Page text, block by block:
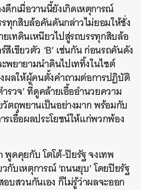
กเมื่อวานนี้ยังเกิดเหตุการณ์
รทุกสิบล้อคันดันกล่าวไม่ยอมให้ชั่ง
เทดินเหนียวไปสู่รถบรรทุกสิบล้อ
เขียวตัว ‘B’ เช่นกัน ก่อนรถคันดัง
ยายามนำดินไปเททิ้งในไซต์
ผลให้ผู้คนตั้งคำถามต่อการปฏิบัติ
รวจ’ ที่ดูคล้ายเอื้ออำนวยความ
ตถุพยานเป็นอย่างมาก พร้อมกับ
รเอื้อผลประโยชน์ให้แก่พวกพ้อง
พูดคุยกับ โตโต้-ปิยรัฐ จงเทพ
กับเหตุการณ์ ‘ถนนยุบ’ โดยปิยรัฐ
บสวนกันเอง ก็ไม่รู้ว่าผลจะออก